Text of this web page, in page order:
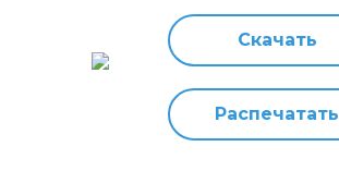
Скачать
Распечатать